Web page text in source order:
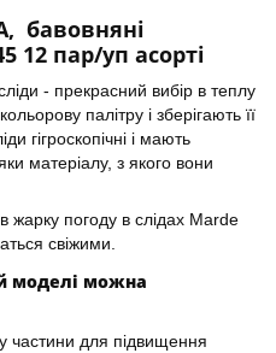
бавовняні
12 пар/уп асорті
- прекрасний вибір в теплу
палітру і зберігають її
гігроскопічні і мають
матеріалу, з якого вони
в жарку погоду в слідах Marde
свіжими.
моделі можна
частини для підвищення